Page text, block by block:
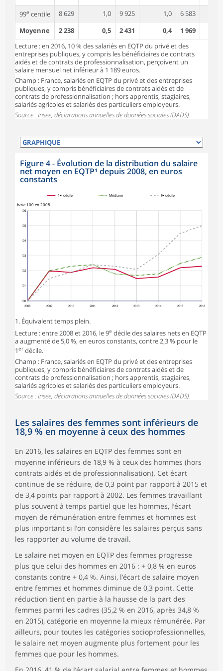
99e centile 8 629 1,0 9 925 1,0
6 583
Moyenne
2 238 0,5 2 431 0,4
1 969
Lecture : en 2016, 10 % des salariés en EQTP du privé et des
entreprises publiques, y compris les bénéficiaires de contrats
aidés et de contrats de professionnalisation, perçoivent un
salaire mensuel net inférieur à 1 189 euros.
Champ : France, salariés en EQTP du privé et des entreprises
publiques, y compris bénéficiaires de contrats aidés et de
contrats de professionnalisation ; hors apprentis, stagiaires,
salariés agricoles et salariés des particuliers employeurs.
Source : Insee, déclarations annuelles de données sociales (DADS).
Figure 4 - Évolution de la distribution du salaire
net moyen en EQTP¹ depuis 2008, en euros
constants
100
101
102
103
104
105
106
base 100 en 2008
2008 2009 2010 2011 2012 2013 2014 2015 2016
1ᵉʳ décile Médiane 9ᵉ décile
1. Équivalent temps plein.
Lecture : entre 2008 et 2016, le 9e décile des salaires nets en EQTP
a augmenté de 5,0 %, en euros constants, contre 2,3 % pour le
1er décile.
Champ : France, salariés en EQTP du privé et des entreprises
publiques, y compris bénéficiaires de contrats aidés et de
contrats de professionnalisation ; hors apprentis, stagiaires,
salariés agricoles et salariés des particuliers employeurs.
Source : Insee, déclarations annuelles de données sociales (DADS).
Les salaires des femmes sont inférieurs de
18,9 % en moyenne à ceux des hommes
En 2016, les salaires en EQTP des femmes sont en
moyenne inférieurs de 18,9 % à ceux des hommes (hors
contrats aidés et de professionnalisation). Cet écart
continue de se réduire, de 0,3 point par rapport à 2015 et
de 3,4 points par rapport à 2002. Les femmes travaillant
plus souvent à temps partiel que les hommes, l’écart
moyen de rémunération entre femmes et hommes est
plus important si l’on considère les salaires perçus sans
les rapporter au volume de travail.
Le salaire net moyen en EQTP des femmes progresse
plus que celui des hommes en 2016 : + 0,8 % en euros
constants contre + 0,4 %. Ainsi, l’écart de salaire moyen
entre femmes et hommes diminue de 0,3 point. Cette
réduction tient en partie à la hausse de la part des
femmes parmi les cadres (35,2 % en 2016, après 34,8 %
en 2015), catégorie en moyenne la mieux rémunérée. Par
ailleurs, pour toutes les catégories socioprofessionnelles,
le salaire net moyen augmente plus fortement pour les
femmes que pour les hommes.